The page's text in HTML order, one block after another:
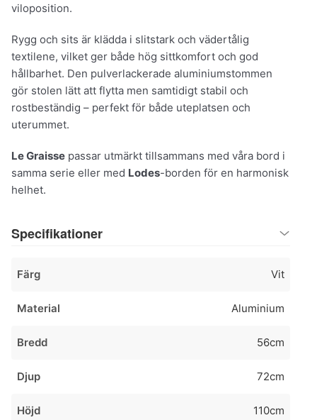
viloposition.
Rygg och sits är klädda i slitstark och vädertålig
textilene, vilket ger både hög sittkomfort och god
hållbarhet. Den pulverlackerade aluminiumstommen
gör stolen lätt att flytta men samtidigt stabil och
rostbeständig – perfekt för både uteplatsen och
uterummet.
Le Graisse passar utmärkt tillsammans med våra bord i
samma serie eller med Lodes-borden för en harmonisk
helhet.
Specifikationer
Färg Vit
Material Aluminium
Bredd 56cm
Djup 72cm
Höjd 110cm